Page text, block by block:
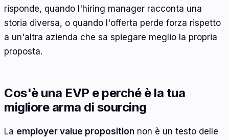
risponde, quando l'hiring manager racconta una
storia diversa, o quando l'offerta perde forza rispetto
a un'altra azienda che sa spiegare meglio la propria
proposta.
Cos'è una EVP e perché è la tua
migliore arma di sourcing
La employer value proposition non è un testo delle